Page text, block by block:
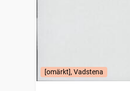
[omärkt], Vadstena